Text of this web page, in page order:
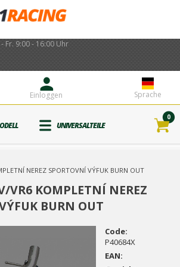
Fr. 9:00 - 16:00 Uhr
Sprache
Einloggen
UNIVERSALTEILE
0
NEREZ SPORTOVNÍ VÝFUK BURN OUT
VR6 KOMPLETNÍ NEREZ
BURN OUT
Code:
P40684X
EAN: